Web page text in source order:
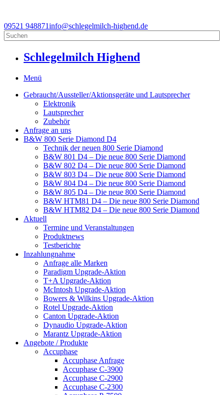
09521 948871info@schlegelmilch-highend.de
Schlegelmilch Highend
Menü
Gebraucht/Aussteller/Aktionsgeräte und Lautsprecher
Elektronik
Lautsprecher
Zubehör
Anfrage an uns
B&W 800 Serie Diamond D4
Technik der neuen 800 Serie Diamond
B&W 801 D4 – Die neue 800 Serie Diamond
B&W 802 D4 – Die neue 800 Serie Diamond
B&W 803 D4 – Die neue 800 Serie Diamond
B&W 804 D4 – Die neue 800 Serie Diamond
B&W 805 D4 – Die neue 800 Serie Diamond
B&W HTM81 D4 – Die neue 800 Serie Diamond
B&W HTM82 D4 – Die neue 800 Serie Diamond
Aktuell
Termine und Veranstaltungen
Produktnews
Testberichte
Inzahlungnahme
Anfrage alle Marken
Paradigm Upgrade-Aktion
T+A Upgrade-Aktion
McIntosh Upgrade-Aktion
Bowers & Wilkins Upgrade-Aktion
Rotel Upgrade-Aktion
Canton Upgrade-Aktion
Dynaudio Upgrade-Aktion
Marantz Upgrade-Aktion
Angebote / Produkte
Accuphase
Accuphase Anfrage
Accuphase C-3900
Accuphase C-2900
Accuphase C-2300